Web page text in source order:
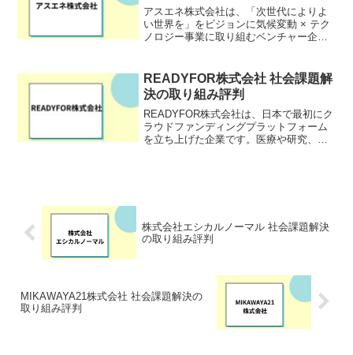
アスエネ株式会社は、「次世代によりよ
い世界を」をビジョンに気候変動 × テク
ノロジー事業に取り組むベンチャー企業
READYFOR株式会社 社会課題解
決の取り組み評判
READYFOR株式会社は、日本で最初にク
ラウドファンディングプラットフォーム
を立ち上げた企業です。医療や研究、地
株式会社エシカルノーマル 社会課題解決
の取り組み評判
MIKAWAYA21株式会社 社会課題解決の
取り組み評判